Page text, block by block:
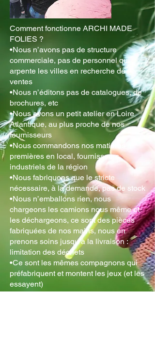
Comment fonctionne ARCHI MADE
FOLIES ?
•Nous n’avons pas de structure
commerciale, pas de personnel qui
arpente les villes en recherche de
ventes
•Nous n’éditons pas de catalogues, de
brochures, etc
•Nous avons un petit atelier en Loire
Atlantique, au plus proche de nos
fournisseurs
•Nous commandons nos matières
premières en local, fournisseurs
industriels de la région
•Nous fabriquons que le stricte
nécessaire, à la demande, pas de stock
•Nous n’emballons rien, nous
chargeons les camions nous même et
les déchargeons, ce sont des pièces
fabriquées de nos mains, nous en
prenons soins jusqu’à la livraison :
limitation des déchets
•Ce sont les mêmes compagnons qui
préfabriquent et montent les jeux (et les
essayent)
•Nous utilisons les matériaux les plus